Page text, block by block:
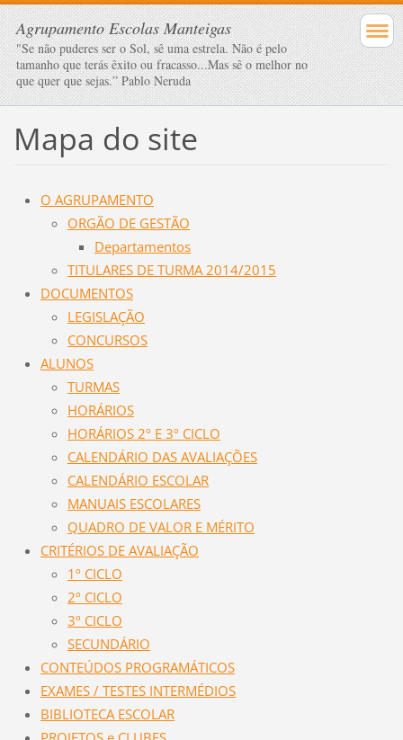
Agrupamento Escolas Manteigas
"Se não puderes ser o Sol, sê uma estrela. Não é pelo
tamanho que terás êxito ou fracasso...Mas sê o melhor no
que quer que sejas.” Pablo Neruda
Mapa do site
O AGRUPAMENTO
ORGÃO DE GESTÃO
Departamentos
TITULARES DE TURMA 2014/2015
DOCUMENTOS
LEGISLAÇÃO
CONCURSOS
ALUNOS
TURMAS
HORÁRIOS
HORÁRIOS 2º E 3º CICLO
CALENDÁRIO DAS AVALIAÇÕES
CALENDÁRIO ESCOLAR
MANUAIS ESCOLARES
QUADRO DE VALOR E MÉRITO
CRITÉRIOS DE AVALIAÇÃO
1º CICLO
2º CICLO
3º CICLO
SECUNDÁRIO
CONTEÚDOS PROGRAMÁTICOS
EXAMES / TESTES INTERMÉDIOS
BIBLIOTECA ESCOLAR